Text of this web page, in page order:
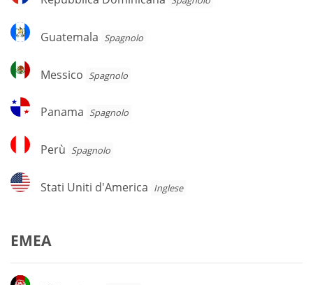
Dominicana
Guatemala
Guatemala Spagnolo
Messico
Messico Spagnolo
Panama
Panama Spagnolo
Perù
Perù Spagnolo
Stati
Uniti
Stati Uniti d'America Inglese
EMEA